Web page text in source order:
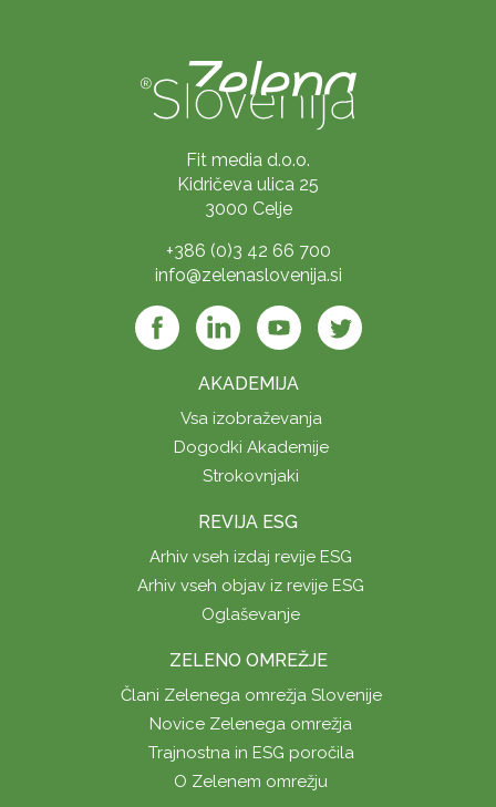
Fit media d.o.o.
Kidričeva ulica 25
3000 Celje
+386 (0)3 42 66 700
info@zelenaslovenija.si
AKADEMIJA
Vsa izobraževanja
Dogodki Akademije
Strokovnjaki
REVIJA ESG
Arhiv vseh izdaj revije ESG
Arhiv vseh objav iz revije ESG
Oglaševanje
ZELENO OMREŽJE
Člani Zelenega omrežja Slovenije
Novice Zelenega omrežja
Trajnostna in ESG poročila
O Zelenem omrežju